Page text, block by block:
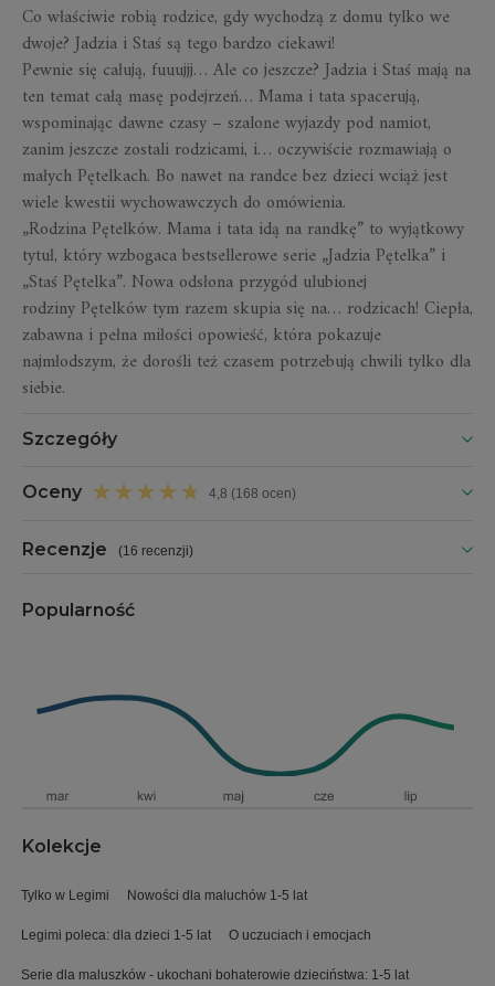
Co właściwie robią rodzice, gdy wychodzą z domu tylko we
dwoje? Jadzia i Staś są tego bardzo ciekawi!
Pewnie się całują, fuuujjj… Ale co jeszcze? Jadzia i Staś mają na
ten temat całą masę podejrzeń… Mama i tata spacerują,
wspominając dawne czasy – szalone wyjazdy pod namiot,
zanim jeszcze zostali rodzicami, i… oczywiście rozmawiają o
małych Pętelkach. Bo nawet na randce bez dzieci wciąż jest
wiele kwestii wychowawczych do omówienia.
„Rodzina Pętelków. Mama i tata idą na randkę” to wyjątkowy
tytuł, który wzbogaca bestsellerowe serie „Jadzia Pętelka” i
„Staś Pętelka”. Nowa odsłona przygód ulubionej
rodziny Pętelków tym razem skupia się na… rodzicach! Ciepła,
zabawna i pełna miłości opowieść, która pokazuje
najmłodszym, że dorośli też czasem potrzebują chwili tylko dla
siebie.
Szczegóły
Oceny 4,8 (168 ocen)
Recenzje (16 recenzji)
Popularność
Kolekcje
Tylko w Legimi Nowości dla maluchów 1-5 lat
Legimi poleca: dla dzieci 1-5 lat O uczuciach i emocjach
Serie dla maluszków - ukochani bohaterowie dzieciństwa: 1-5 lat